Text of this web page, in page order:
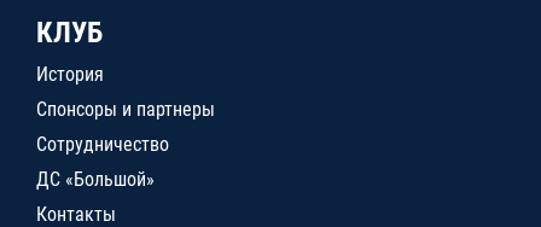
КЛУБ
История
Спонсоры и партнеры
Сотрудничество
ДС «Большой»
Контакты